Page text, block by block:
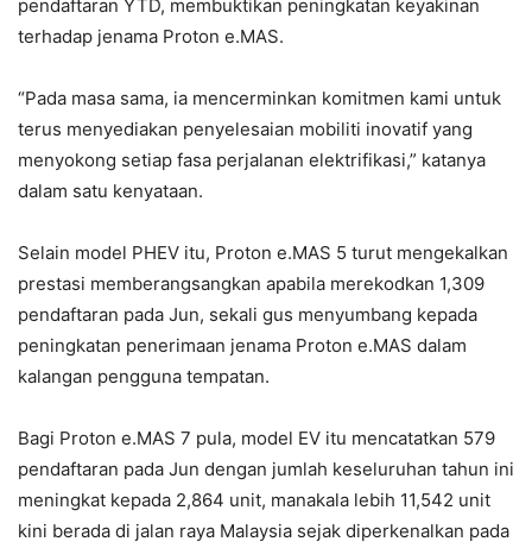
pendaftaran YTD, membuktikan peningkatan keyakinan
terhadap jenama Proton e.MAS.
“Pada masa sama, ia mencerminkan komitmen kami untuk
terus menyediakan penyelesaian mobiliti inovatif yang
menyokong setiap fasa perjalanan elektrifikasi,” katanya
dalam satu kenyataan.
Selain model PHEV itu, Proton e.MAS 5 turut mengekalkan
prestasi memberangsangkan apabila merekodkan 1,309
pendaftaran pada Jun, sekali gus menyumbang kepada
peningkatan penerimaan jenama Proton e.MAS dalam
kalangan pengguna tempatan.
Bagi Proton e.MAS 7 pula, model EV itu mencatatkan 579
pendaftaran pada Jun dengan jumlah keseluruhan tahun ini
meningkat kepada 2,864 unit, manakala lebih 11,542 unit
kini berada di jalan raya Malaysia sejak diperkenalkan pada